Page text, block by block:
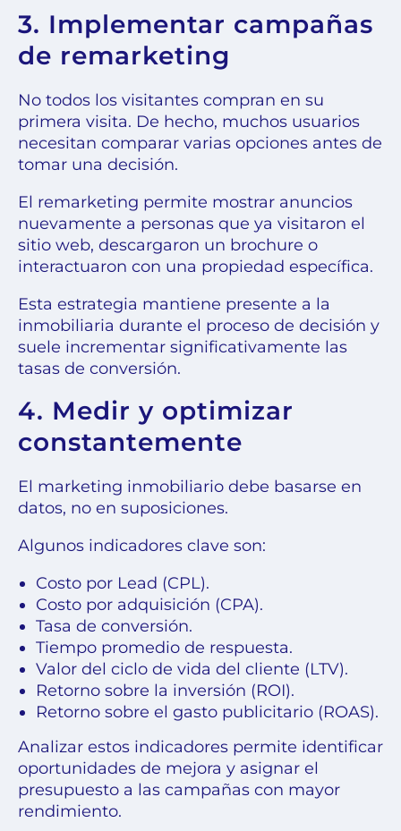
3. Implementar campañas
de remarketing
No todos los visitantes compran en su
primera visita. De hecho, muchos usuarios
necesitan comparar varias opciones antes de
tomar una decisión.
El remarketing permite mostrar anuncios
nuevamente a personas que ya visitaron el
sitio web, descargaron un brochure o
interactuaron con una propiedad específica.
Esta estrategia mantiene presente a la
inmobiliaria durante el proceso de decisión y
suele incrementar significativamente las
tasas de conversión.
4. Medir y optimizar
constantemente
El marketing inmobiliario debe basarse en
datos, no en suposiciones.
Algunos indicadores clave son:
Costo por Lead (CPL).
Costo por adquisición (CPA).
Tasa de conversión.
Tiempo promedio de respuesta.
Valor del ciclo de vida del cliente (LTV).
Retorno sobre la inversión (ROI).
Retorno sobre el gasto publicitario (ROAS).
Analizar estos indicadores permite identificar
oportunidades de mejora y asignar el
presupuesto a las campañas con mayor
rendimiento.